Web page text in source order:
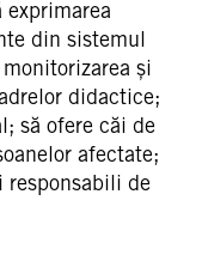
exprimarea
din sistemul
și
didactice;
să ofere căi de
afectate;
responsabili de